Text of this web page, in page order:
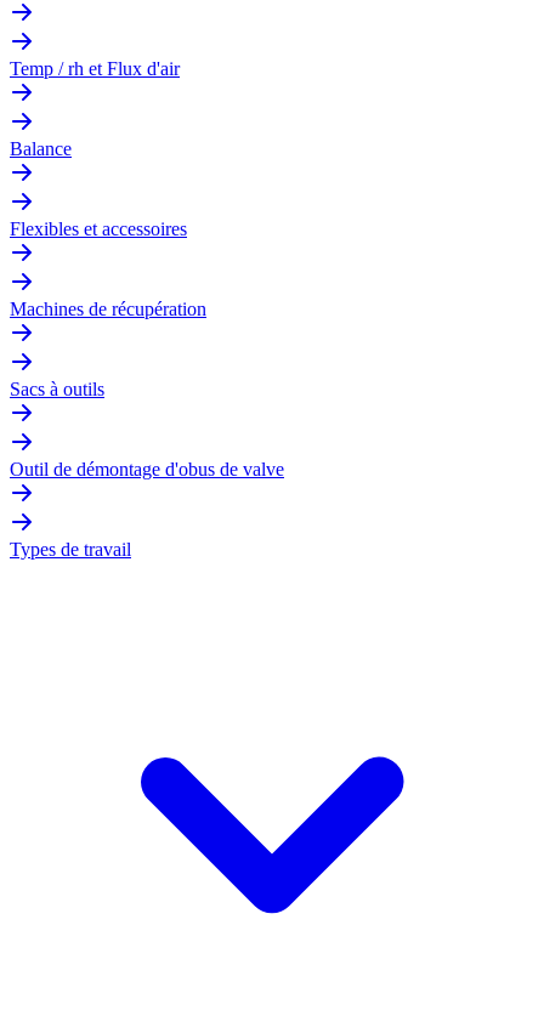
Temp / rh et Flux d'air
Balance
Flexibles et accessoires
Machines de récupération
Sacs à outils
Outil de démontage d'obus de valve
Types de travail